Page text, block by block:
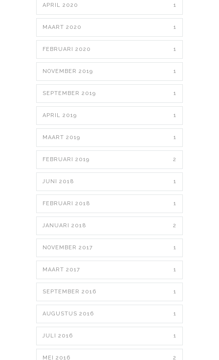
APRIL 2020 1
MAART 2020 1
FEBRUARI 2020 1
NOVEMBER 2019 1
SEPTEMBER 2019 1
APRIL 2019 1
MAART 2019 1
FEBRUARI 2019 2
JUNI 2018 1
FEBRUARI 2018 1
JANUARI 2018 2
NOVEMBER 2017 1
MAART 2017 1
SEPTEMBER 2016 1
AUGUSTUS 2016 1
JULI 2016 1
MEI 2016 2